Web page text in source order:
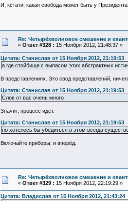
И, кстати, какая свобода может быть у
Re: Четырёхволновое смешение и
« Ответ #328 : 15 Ноября 2012, 21:48:37 »
Цитата: Станислав от 15 Ноября 2012, 21:19:53
а где стойбище с выпасом этих абстрактных
В представлениях. Это свод представлений,
Цитата: Станислав от 15 Ноября 2012, 21:19:53
Слов от вас очень много
Значит, процесс идёт.
Цитата: Станислав от 15 Ноября 2012, 21:19:53
но хотелось бы убедиться в этом всегда
Включайте приборы, и вперёд.
Re: Четырёхволновое смешение и
« Ответ #329 : 15 Ноября 2012, 22:19:29 »
Цитата: Владислав от 15 Ноября 2012, 21:43:24